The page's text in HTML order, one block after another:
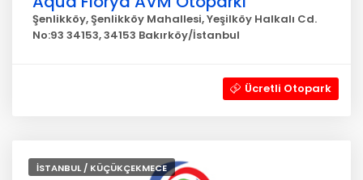
Şenlikköy, Şenlikköy Mahallesi, Yeşilköy Halkalı Cd.
No:93 34153, 34153 Bakırköy/İstanbul
Ücretli Otopark
İSTANBUL / KÜÇÜKÇEKMECE